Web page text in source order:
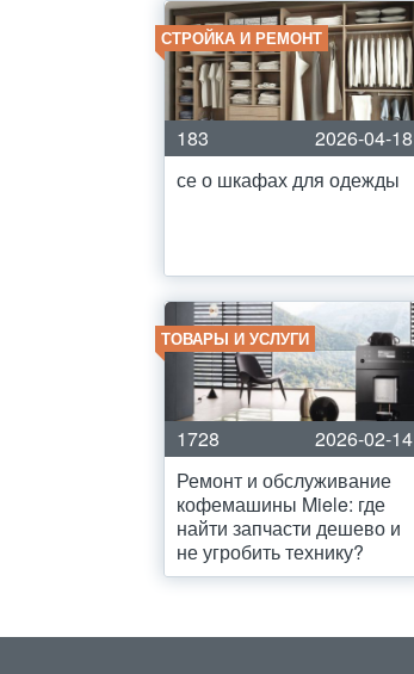
СТРОЙКА И РЕМОНТ
183
2026-04-18
се о шкафах для одежды
ТОВАРЫ И УСЛУГИ
1728
2026-02-14
Ремонт и обслуживание
кофемашины Miele: где
найти запчасти дешево и
не угробить технику?